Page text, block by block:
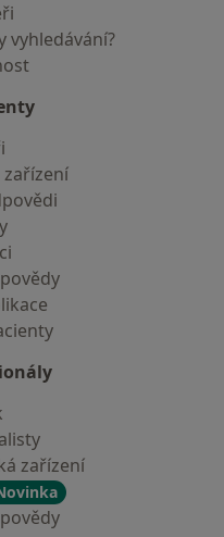
vyhledávání?
zařízení